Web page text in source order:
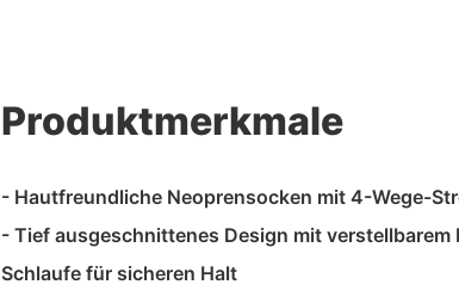
Produktmerkmale
- Hautfreundliche Neoprensocken mit 4-Wege-
- Tief ausgeschnittenes Design mit verstellbarem
Schlaufe für sicheren Halt